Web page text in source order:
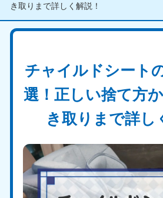
き取りまで詳しく解説！
チャイルドシート
選！正しい捨て方
き取りまで詳し